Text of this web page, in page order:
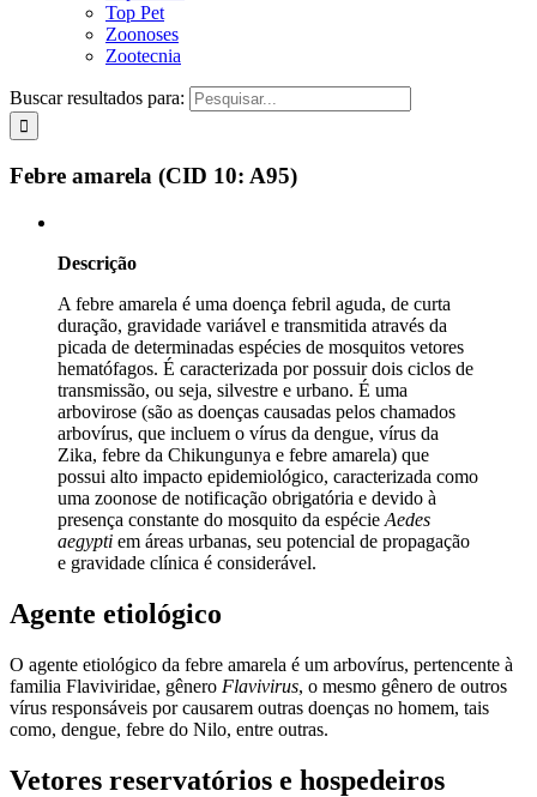
Top Pet
Zoonoses
Zootecnia
Buscar resultados para:
Febre amarela (CID 10: A95)
Descrição
A febre amarela é uma doença febril aguda, de curta
duração, gravidade variável e transmitida através da
picada de determinadas espécies de mosquitos vetores
hematófagos. É caracterizada por possuir dois ciclos de
transmissão, ou seja, silvestre e urbano. É uma
arbovirose (são as doenças causadas pelos chamados
arbovírus, que incluem o vírus da dengue, vírus da
Zika, febre da Chikungunya e febre amarela) que
possui alto impacto epidemiológico, caracterizada como
uma zoonose de notificação obrigatória e devido à
presença constante do mosquito da espécie Aedes
aegypti em áreas urbanas, seu potencial de propagação
e gravidade clínica é considerável.
Agente etiológico
O agente etiológico da febre amarela é um arbovírus, pertencente à
familia Flaviviridae, gênero Flavivirus, o mesmo gênero de outros
vírus responsáveis por causarem outras doenças no homem, tais
como, dengue, febre do Nilo, entre outras.
Vetores reservatórios e hospedeiros